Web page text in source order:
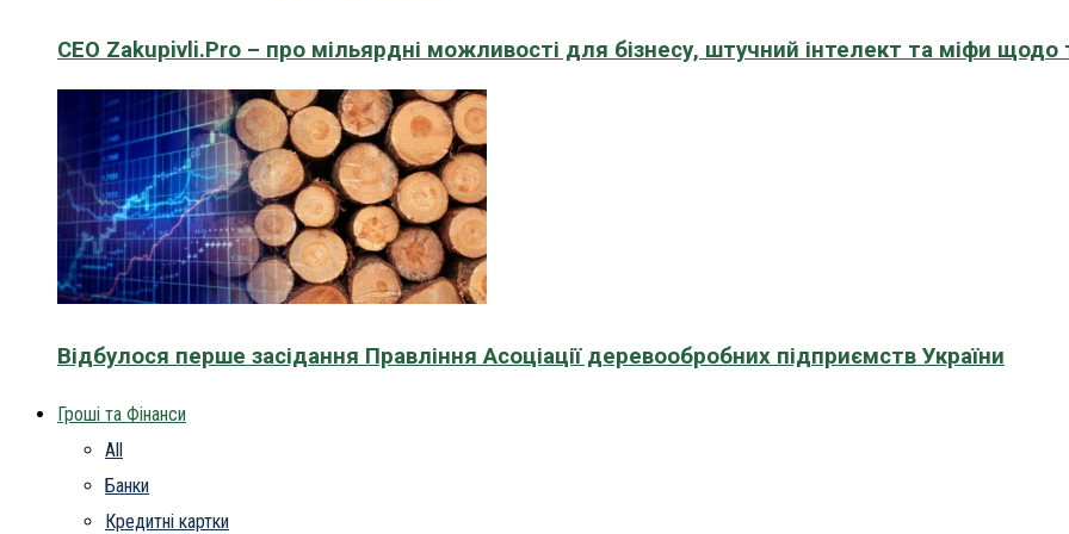
CEO Zakupivli.Pro – про мільярдні можливості для бізнесу, штучний інтелект та міфи щодо
Відбулося перше засідання Правління Асоціації деревообробних підприємств України
Гроші та Фінанси
All
Банки
Кредитні картки